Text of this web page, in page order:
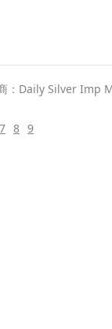
商：Daily Silver Imp
7 8 9